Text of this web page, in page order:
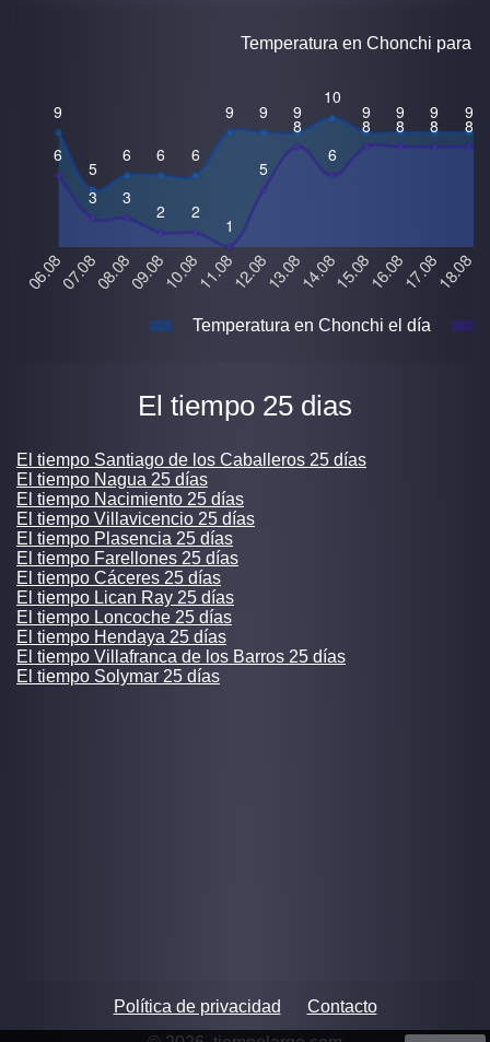
Temperatura en Chonchi para
Temperatura en Chonchi el día
El tiempo 25 dias
El tiempo Santiago de los Caballeros 25 días
El tiempo Nagua 25 días
El tiempo Nacimiento 25 días
El tiempo Villavicencio 25 días
El tiempo Plasencia 25 días
El tiempo Farellones 25 días
El tiempo Cáceres 25 días
El tiempo Lican Ray 25 días
El tiempo Loncoche 25 días
El tiempo Hendaya 25 días
El tiempo Villafranca de los Barros 25 días
El tiempo Solymar 25 días
Política de privacidad
Contacto